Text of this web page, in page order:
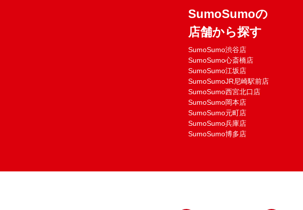
SumoSumoの
店舗から探す
SumoSumo渋谷店
SumoSumo心斎橋店
SumoSumo江坂店
SumoSumoJR尼崎駅前店
SumoSumo西宮北口店
SumoSumo岡本店
SumoSumo元町店
SumoSumo兵庫店
SumoSumo博多店